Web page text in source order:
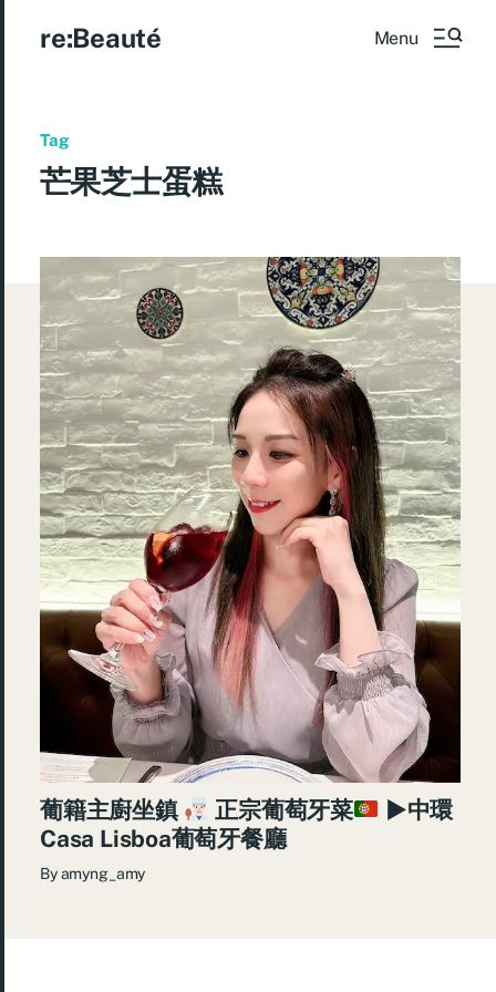
re:Beauté Menu
Tag
芒果芝士蛋糕
葡籍主廚坐鎮 正宗葡萄牙菜
►中環
Casa Lisboa葡萄牙餐廳
Byamyng_amy